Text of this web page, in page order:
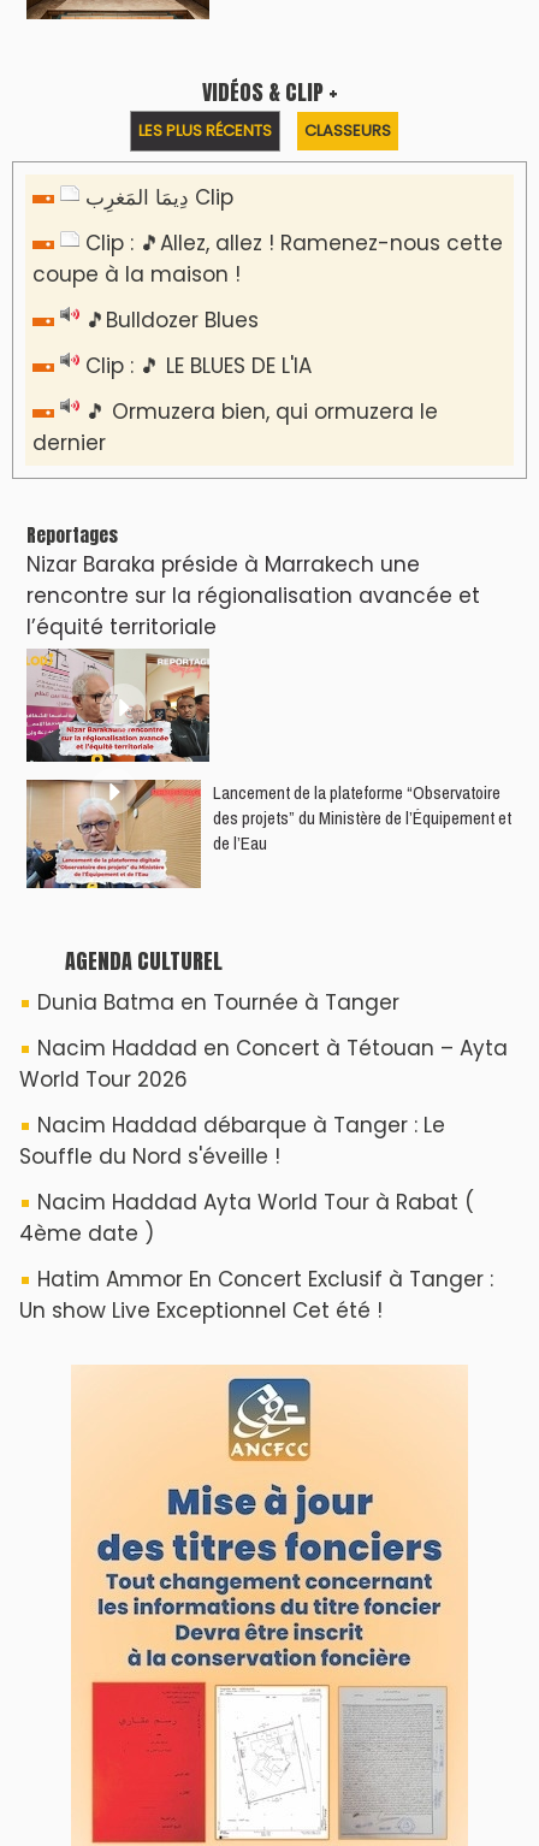
VIDÉOS & CLIP +
LES PLUS RÉCENTS CLASSEURS
دِيمَا المَغرِب Clip
Clip : 🎵Allez, allez ! Ramenez-nous cette
coupe à la maison !
🎵Bulldozer Blues
Clip : 🎵 LE BLUES DE L'IA
🎵 Ormuzera bien, qui ormuzera le
dernier
Reportages
Nizar Baraka préside à Marrakech une
rencontre sur la régionalisation avancée et
l’équité territoriale
​Lancement de la plateforme “Observatoire
des projets” du Ministère de l’Équipement et
de l’Eau
AGENDA CULTUREL
Dunia Batma en Tournée à Tanger
Nacim Haddad en Concert à Tétouan – Ayta
World Tour 2026
Nacim Haddad débarque à Tanger : Le
Souffle du Nord s'éveille !
Nacim Haddad Ayta World Tour à Rabat (
4ème date )
Hatim Ammor En Concert Exclusif à Tanger :
Un show Live Exceptionnel Cet été !